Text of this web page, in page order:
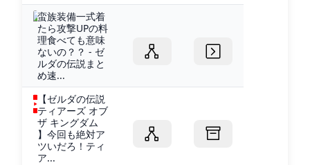
蛮族装備一式着
たら攻撃UPの料
理食べても意味
ないの？？ - ゼ
ルダの伝説まと
め速...
【ゼルダの伝説
ティアーズ オブ
ザ キングダム
】今回も絶対ア
ツいだろ！ティ
ア...